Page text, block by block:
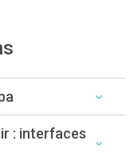
: interfaces